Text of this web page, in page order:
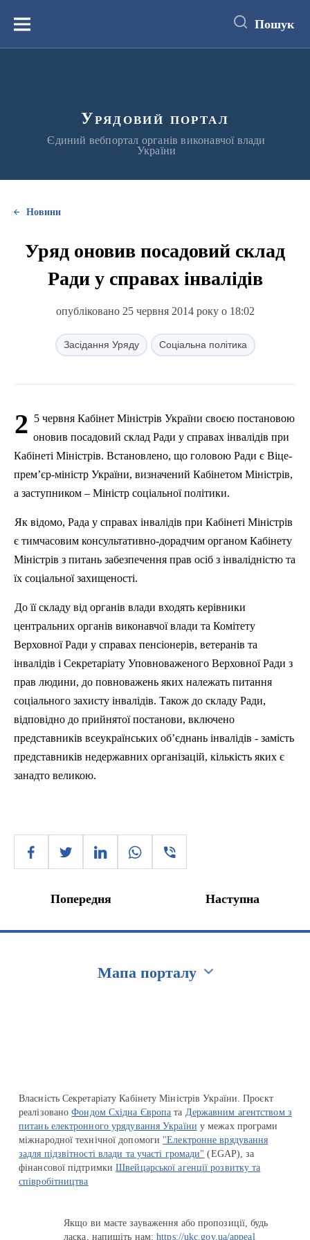
вмістуМеню Пошук
Урядовий портал
Єдиний вебпортал органів виконавчої влади
України
Новини
Уряд оновив посадовий склад
Ради у справах інвалідів
опубліковано 25 червня 2014 року о 18:02
Засідання Уряду Соціальна політика
2 5 червня Кабінет Міністрів України своєю постановою
оновив посадовий склад Ради у справах інвалідів при
Кабінеті Міністрів. Встановлено, що головою Ради є Віце-
прем’єр-міністр України, визначений Кабінетом Міністрів,
а заступником – Міністр соціальної політики.
Як відомо, Рада у справах інвалідів при Кабінеті Міністрів
є тимчасовим консультативно-дорадчим органом Кабінету
Міністрів з питань забезпечення прав осіб з інвалідністю та
їх соціальної захищеності.
До її складу від органів влади входять керівники
центральних органів виконавчої влади та Комітету
Верховної Ради у справах пенсіонерів, ветеранів та
інвалідів і Секретаріату Уповноваженого Верховної Ради з
прав людини, до повноважень яких належать питання
соціального захисту інвалідів. Також до складу Ради,
відповідно до прийнятої постанови, включено
представників всеукраїнських об’єднань інвалідів - замість
представників недержавних організацій, кількість яких є
занадто великою.
Попередня Наступна
Мапа порталу
Власність Секретаріату Кабінету Міністрів України. Проєкт
реалізованоФондом Східна Європа та Державним агентством з
питань електронного урядування України у межах програми
міжнародної технічної допомоги "Електронне врядування
задля підзвітності влади та участі громади" (EGAP), за
фінансової підтримкиШвейцарської агенції розвитку та
співробітництва
Якщо ви маєте зауваження або пропозиції, будь
ласка, напишіть нам:https://ukc.gov.ua/appeal